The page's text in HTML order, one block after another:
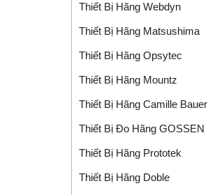
Thiết Bị Hãng Webdyn
Thiết Bị Hãng Matsushima
Thiết Bị Hãng Opsytec
Thiết Bị Hãng Mountz
Thiết Bị Hãng Camille Bauer
Thiết Bị Đo Hãng GOSSEN
Thiết Bị Hãng Prototek
Thiết Bị Hãng Doble